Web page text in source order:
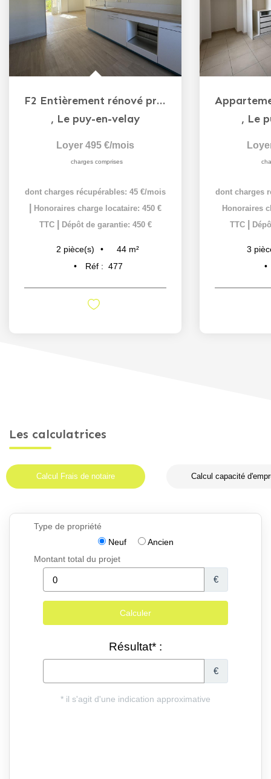
F2 Entièrement rénové proche du centre ville
, Le puy-en-velay
Loyer 495 €/mois
charges comprises
dont charges récupérables: 45 €/mois
Honoraires charge locataire: 450 €
TTC
Dépôt de garantie: 450 €
2 pièce(s) 44 m²
Réf : 477
, Le
dont charges
Honoraires
TTC
3
Les calculatrices
Calcul Frais de notaire Calcul capacité